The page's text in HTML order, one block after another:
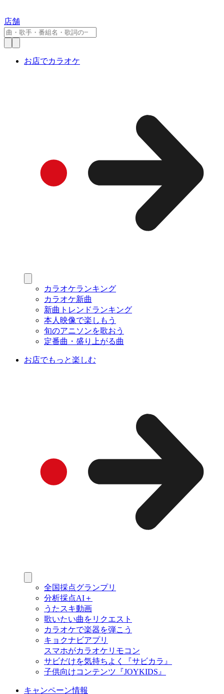
店舗
お店でカラオケ
カラオケランキング
カラオケ新曲
新曲トレンドランキング
本人映像で楽しもう
旬のアニソンを歌おう
定番曲・盛り上がる曲
お店でもっと楽しむ
全国採点グランプリ
分析採点AI＋
うたスキ動画
歌いたい曲をリクエスト
カラオケで楽器を弾こう
キョクナビアプリ
スマホがカラオケリモコン
サビだけを気持ちよく『サビカラ』
子供向けコンテンツ『JOYKIDS』
キャンペーン情報